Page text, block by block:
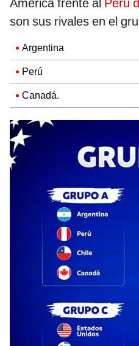
América frente al Perú
son sus rivales en el
Argentina
Perú
Canadá.